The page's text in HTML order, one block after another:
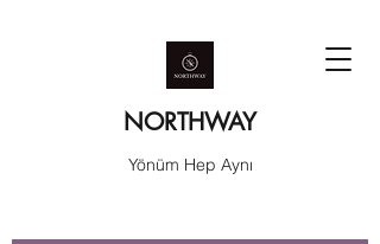
NORTHWAY
Yönüm Hep Aynı